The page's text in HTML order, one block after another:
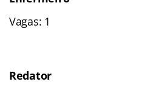
Vagas: 1
Redator